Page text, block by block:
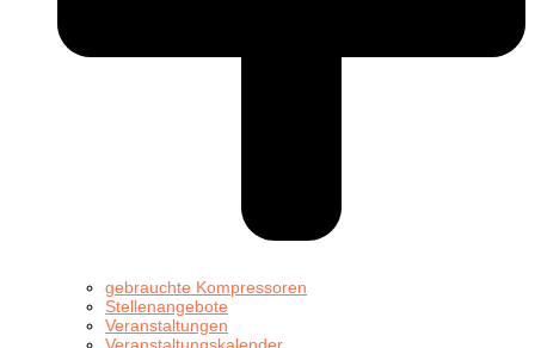
gebrauchte Kompressoren
Stellenangebote
Veranstaltungen